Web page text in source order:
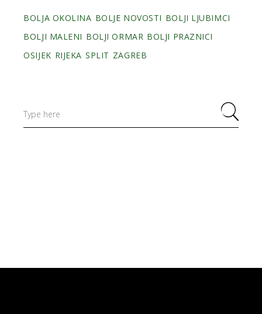
BOLJA OKOLINA BOLJE NOVOSTI BOLJI LJUBIMCI
BOLJI MALENI BOLJI ORMAR BOLJI PRAZNICI
OSIJEK RIJEKA SPLIT ZAGREB
for: